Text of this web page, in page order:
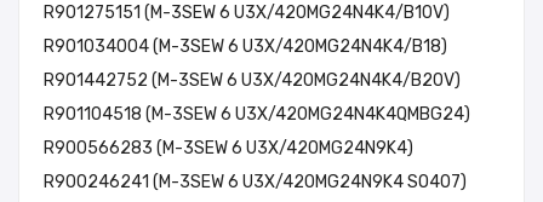
R901275151 (M-3SEW 6 U3X/420MG24N4K4/B10V)
R901034004 (M-3SEW 6 U3X/420MG24N4K4/B18)
R901442752 (M-3SEW 6 U3X/420MG24N4K4/B20V)
R901104518 (M-3SEW 6 U3X/420MG24N4K4QMBG24)
R900566283 (M-3SEW 6 U3X/420MG24N9K4)
R900246241 (M-3SEW 6 U3X/420MG24N9K4 SO407)